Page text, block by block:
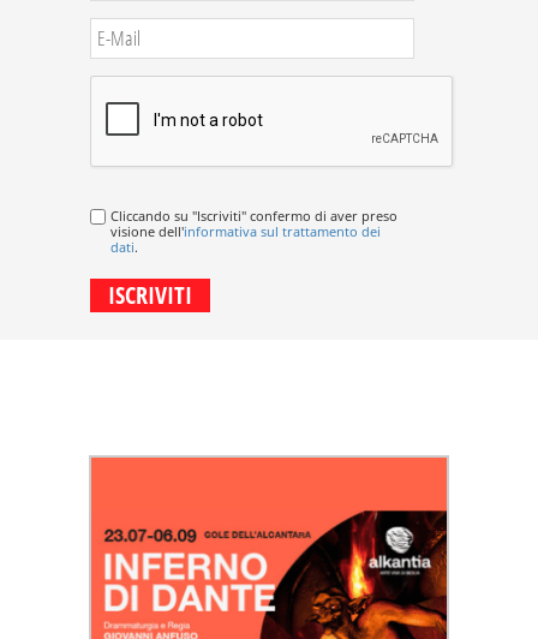
Cliccando su "Iscriviti" confermo di aver preso
visione dell'informativa sul trattamento dei
dati.